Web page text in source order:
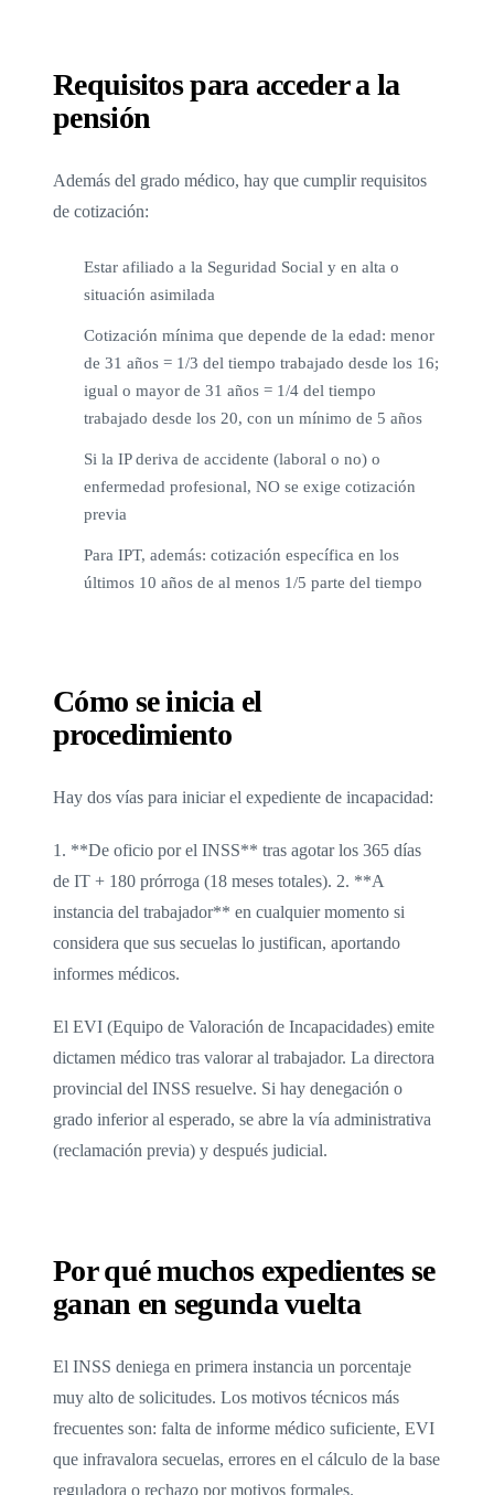
Requisitos para acceder a la
pensión
Además del grado médico, hay que cumplir requisitos
de cotización:
Estar afiliado a la Seguridad Social y en alta o
situación asimilada
Cotización mínima que depende de la edad: menor
de 31 años = 1/3 del tiempo trabajado desde los 16;
igual o mayor de 31 años = 1/4 del tiempo
trabajado desde los 20, con un mínimo de 5 años
Si la IP deriva de accidente (laboral o no) o
enfermedad profesional, NO se exige cotización
previa
Para IPT, además: cotización específica en los
últimos 10 años de al menos 1/5 parte del tiempo
Cómo se inicia el
procedimiento
Hay dos vías para iniciar el expediente de incapacidad:
1. **De oficio por el INSS** tras agotar los 365 días
de IT + 180 prórroga (18 meses totales). 2. **A
instancia del trabajador** en cualquier momento si
considera que sus secuelas lo justifican, aportando
informes médicos.
El EVI (Equipo de Valoración de Incapacidades) emite
dictamen médico tras valorar al trabajador. La directora
provincial del INSS resuelve. Si hay denegación o
grado inferior al esperado, se abre la vía administrativa
(reclamación previa) y después judicial.
Por qué muchos expedientes se
ganan en segunda vuelta
El INSS deniega en primera instancia un porcentaje
muy alto de solicitudes. Los motivos técnicos más
frecuentes son: falta de informe médico suficiente, EVI
que infravalora secuelas, errores en el cálculo de la base
reguladora o rechazo por motivos formales.